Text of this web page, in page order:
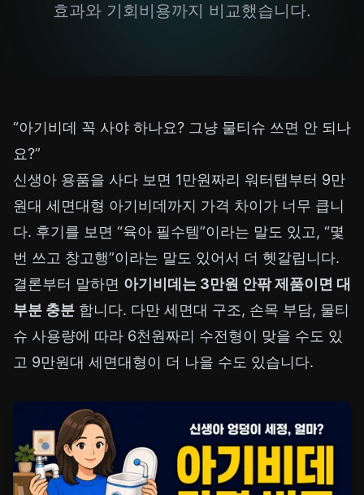
효과와 기회비용까지 비교했습니다.
“아기비데 꼭 사야 하나요? 그냥 물티슈 쓰면 안 되나
요?”
신생아 용품을 사다 보면 1만원짜리 워터탭부터 9만
원대 세면대형 아기비데까지 가격 차이가 너무 큽니
다. 후기를 보면 “육아 필수템”이라는 말도 있고, “몇
번 쓰고 창고행”이라는 말도 있어서 더 헷갈립니다.
결론부터 말하면 아기비데는 3만원 안팎 제품이면 대
부분 충분 합니다. 다만 세면대 구조, 손목 부담, 물티
슈 사용량에 따라 6천원짜리 수전형이 맞을 수도 있
고 9만원대 세면대형이 더 나을 수도 있습니다.